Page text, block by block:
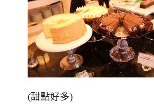
(甜點好多)